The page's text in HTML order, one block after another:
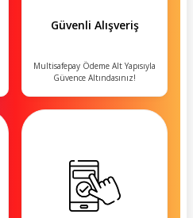
Güvenli Alışveriş
Multisafepay Ödeme Alt Yapısıyla
Güvence Altındasınız!